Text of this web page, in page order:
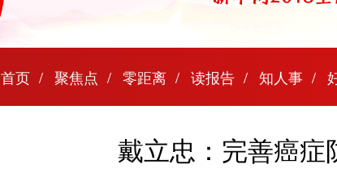
首页 聚焦点 零距离 读报告 知人事
戴立忠：完善癌